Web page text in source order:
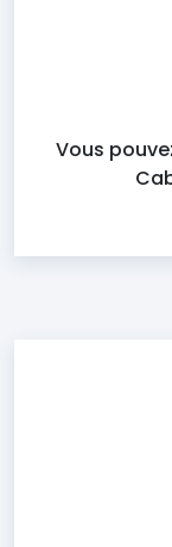
Vous